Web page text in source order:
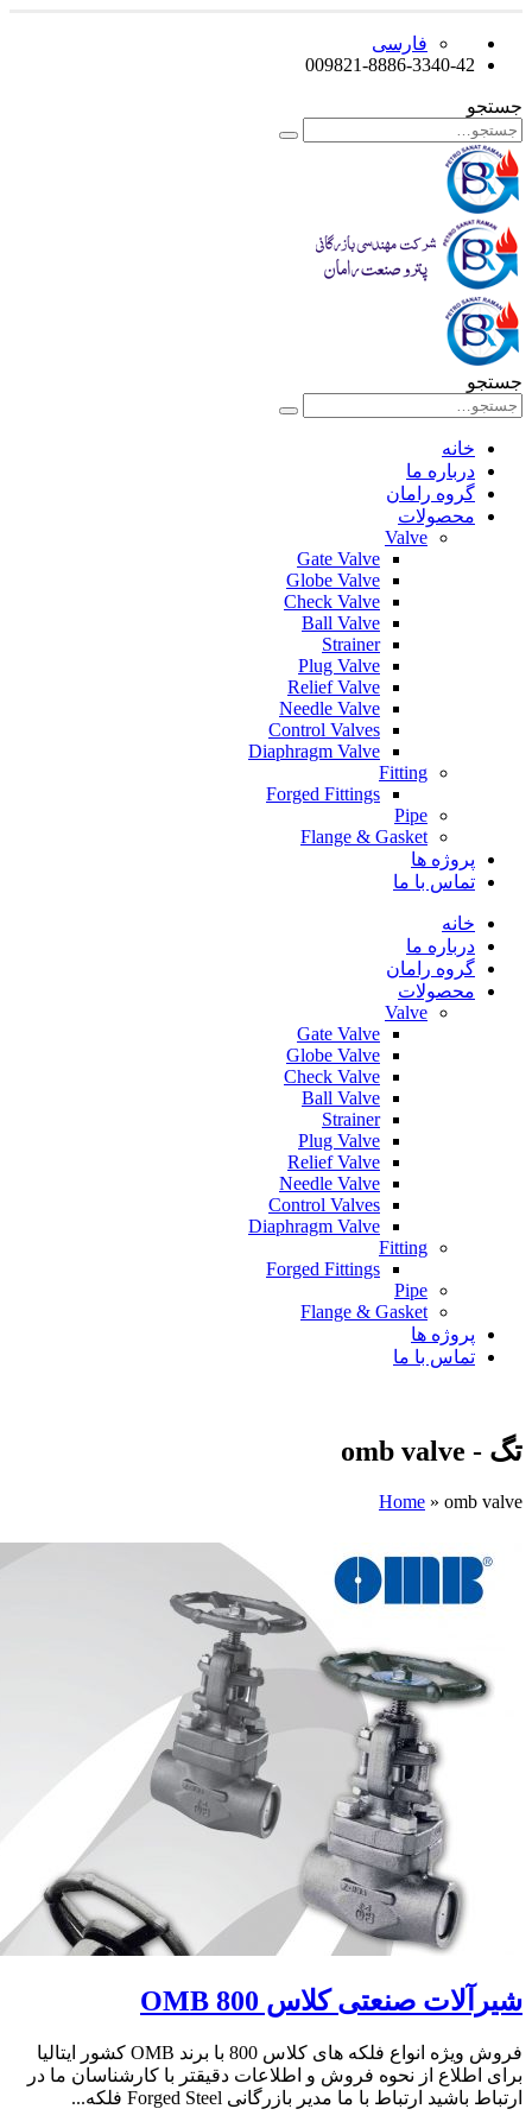
فارسی
009821-8886-3340-42
جستجو
جستجو
خانه
درباره ما
گروه رامان
محصولات
Valve
Gate Valve
Globe Valve
Check Valve
Ball Valve
Strainer
Plug Valve
Relief Valve
Needle Valve
Control Valves
Diaphragm Valve
Fitting
Forged Fittings
Pipe
Flange & Gasket
پروژه ها
تماس با ما
خانه
درباره ما
گروه رامان
محصولات
Valve
Gate Valve
Globe Valve
Check Valve
Ball Valve
Strainer
Plug Valve
Relief Valve
Needle Valve
Control Valves
Diaphragm Valve
Fitting
Forged Fittings
Pipe
Flange & Gasket
پروژه ها
تماس با ما
تگ - omb valve
Home » omb valve
شیرآلات صنعتی کلاس 800 OMB
فروش ویژه انواع فلکه های کلاس 800 با برند OMB کشور ایتالیا
برای اطلاع از نحوه فروش و اطلاعات دقیقتر با کارشناسان ما در
ارتباط باشید ارتباط با ما مدیر بازرگانی Forged Steel فلکه...